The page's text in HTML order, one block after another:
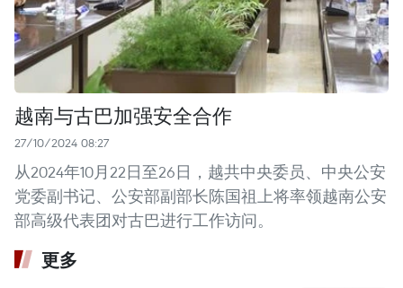
越南与古巴加强安全合作
27/10/2024 08:27
从2024年10月22日至26日，越共中央委员、中央公安
党委副书记、公安部副部长陈国祖上将率领越南公安
部高级代表团对古巴进行工作访问。
更多